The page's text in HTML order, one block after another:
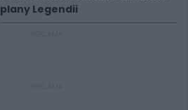
plany Legendii